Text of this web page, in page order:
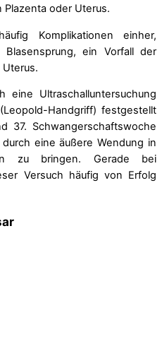
Plazenta oder Uterus.
Komplikationen einher,
ein Vorfall der
eine Ultraschalluntersuchung
Handgriff) festgestellt
37. Schwangerschaftswoche
eine äußere Wendung in
zu bringen. Gerade bei
Versuch häufig von Erfolg